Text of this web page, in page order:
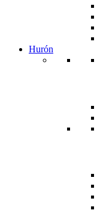
Hurón